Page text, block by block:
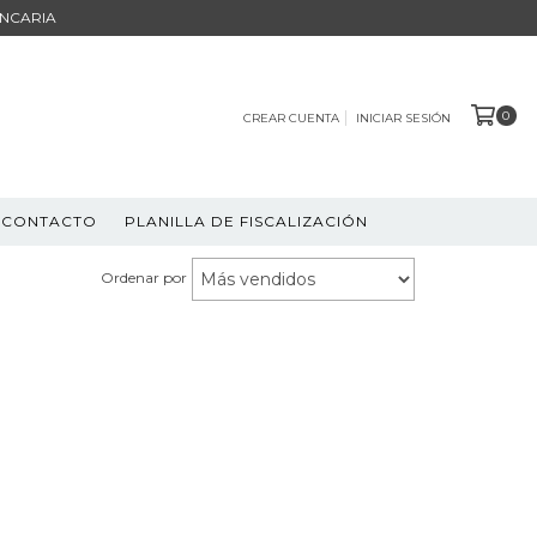
CREAR CUENTA INICIAR SESIÓN 0
CONTACTO PLANILLA DE FISCALIZACIÓN
Ordenar por